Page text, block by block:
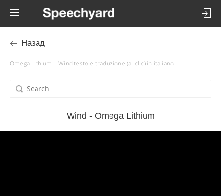
Назад
Omega Lithium – Wind testo e traduzione (al clic) in italiano
Wind - Omega Lithium